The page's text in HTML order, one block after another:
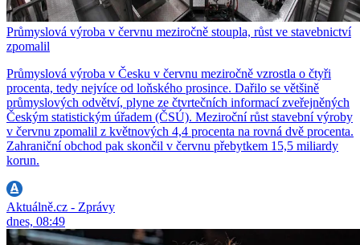
Průmyslová výroba v červnu meziročně stoupla, růst ve stavebnictví
zpomalil
Průmyslová výroba v Česku v červnu meziročně vzrostla o čtyři
procenta, tedy nejvíce od loňského prosince. Dařilo se většině
průmyslových odvětví, plyne ze čtvrtečních informací zveřejněných
Českým statistickým úřadem (ČSÚ). Meziroční růst stavební výroby
v červnu zpomalil z květnových 4,4 procenta na rovná dvě procenta.
Zahraniční obchod pak skončil v červnu přebytkem 15,5 miliardy
korun.
Aktuálně.cz - Zprávy
dnes, 08:49